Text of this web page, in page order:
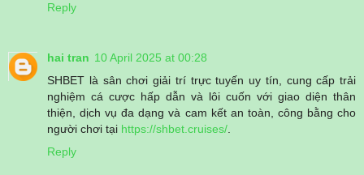
Reply
hai tran 10 April 2025 at 00:28
SHBET là sân chơi giải trí trực tuyến uy tín, cung cấp trải
nghiệm cá cược hấp dẫn và lôi cuốn với giao diện thân
thiện, dịch vụ đa dạng và cam kết an toàn, công bằng cho
người chơi tại https://shbet.cruises/.
Reply